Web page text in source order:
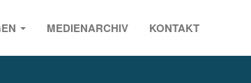
MEDIENARCHIV KONTAKT